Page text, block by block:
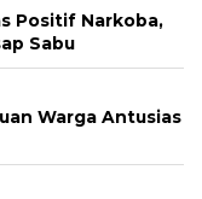
Positif Narkoba,
Sabu
Warga Antusias